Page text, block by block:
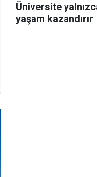
Üniversite
yaşam kazandırır